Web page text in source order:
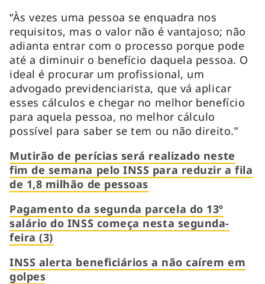
“Às vezes uma pessoa se enquadra nos
requisitos, mas o valor não é vantajoso; não
adianta entrar com o processo porque pode
até a diminuir o benefício daquela pessoa. O
ideal é procurar um profissional, um
advogado previdenciarista, que vá aplicar
esses cálculos e chegar no melhor benefício
para aquela pessoa, no melhor cálculo
possível para saber se tem ou não direito.”
Mutirão de perícias será realizado neste
fim de semana pelo INSS para reduzir a fila
de 1,8 milhão de pessoas
Pagamento da segunda parcela do 13º
salário do INSS começa nesta segunda-
feira (3)
INSS alerta beneficiários a não caírem em
golpes